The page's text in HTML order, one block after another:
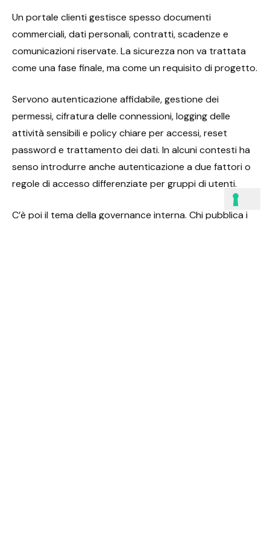
Un portale clienti gestisce spesso documenti
commerciali, dati personali, contratti, scadenze e
comunicazioni riservate. La sicurezza non va trattata
come una fase finale, ma come un requisito di progetto.
Servono autenticazione affidabile, gestione dei
permessi, cifratura delle connessioni, logging delle
attività sensibili e policy chiare per accessi, reset
password e trattamento dei dati. In alcuni contesti ha
senso introdurre anche autenticazione a due fattori o
regole di accesso differenziate per gruppi di utenti.
C’è poi il tema della governance interna. Chi pubblica i